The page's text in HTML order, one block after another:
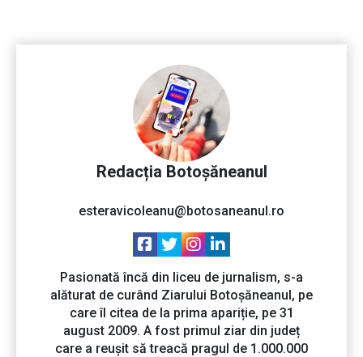
Redacția Botoșăneanul
esteravicoleanu@botosaneanul.ro
Pasionată încă din liceu de jurnalism, s-a
alăturat de curând Ziarului Botoșăneanul, pe
care îl citea de la prima apariție, pe 31
august 2009. A fost primul ziar din județ
care a reușit să treacă pragul de 1.000.000